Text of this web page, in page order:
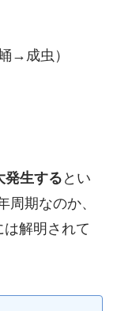
→成虫）
発生するとい
周期なのか、
解明されて